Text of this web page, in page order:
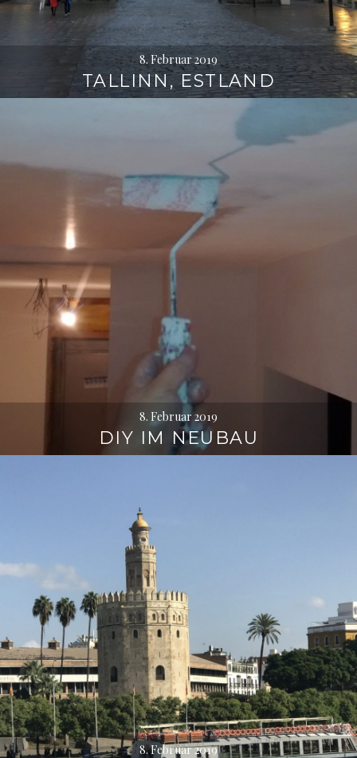
8. Februar 2019
TALLINN, ESTLAND
8. Februar 2019
DIY IM NEUBAU
8. Februar 2019